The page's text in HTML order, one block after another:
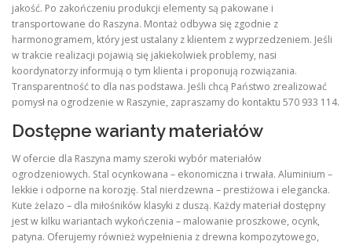
jakość. Po zakończeniu produkcji elementy są pakowane i
transportowane do Raszyna. Montaż odbywa się zgodnie z
harmonogramem, który jest ustalany z klientem z wyprzedzeniem. Jeśli
w trakcie realizacji pojawią się jakiekolwiek problemy, nasi
koordynatorzy informują o tym klienta i proponują rozwiązania.
Transparentność to dla nas podstawa. Jeśli chcą Państwo zrealizować
pomysł na ogrodzenie w Raszynie, zapraszamy do kontaktu 570 933 114.
Dostępne warianty materiałów
W ofercie dla Raszyna mamy szeroki wybór materiałów
ogrodzeniowych. Stal ocynkowana – ekonomiczna i trwała. Aluminium –
lekkie i odporne na korozję. Stal nierdzewna – prestiżowa i elegancka.
Kute żelazo – dla miłośników klasyki z duszą. Każdy materiał dostępny
jest w kilku wariantach wykończenia – malowanie proszkowe, ocynk,
patyna. Oferujemy również wypełnienia z drewna kompozytowego,